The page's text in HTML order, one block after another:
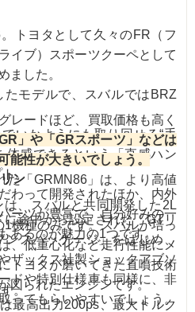
トヨタとして久々のFR（フ
イブ）スポーツクーペとして
ました。
モデルで、スバルではBRZ
いかようにも取り回せる“手
体感できるという「直感ハン
。
わって開発されたほか、内外
ーツが豊富で、自分好みの一
あるのが魅力の1つです。
レードほど、買取価格も高く
」や「GRスポーツ」などは
能性が大きいでしょう。
た「GRMN86」は、より高値
途中から設定された「GTリ
スパッケージ」をはじめ、
ザックス社製ショックアブソ
ドや特別仕様車も同様に、非
ってもらいやすいでしょう。
ン
、スバルと共同開発した2L
機種のみです。スバルが培っ
、低重心化など走行性能にメ
トヨタが磨いてきた直噴技術
図られたエンジンです。
最高出力200ps、最大トルク
。